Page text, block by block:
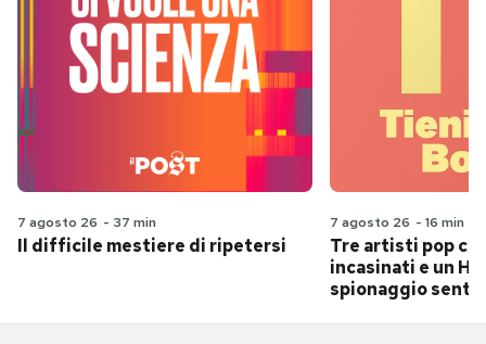
7 agosto 26 - 37 min
Il difficile mestiere di ripetersi
7 agosto 26 - 16 min
Tre artisti pop
incasinati e un
spionaggio